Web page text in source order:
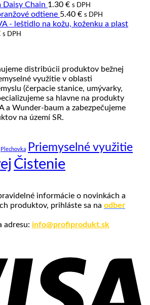
Chain 1.30 € s DPH
odtiene 5.40 € s DPH
- leštidlo na kožu, koženku a plast
s DPH
distribúcii produktov bežnej
využitie v oblasti
(čerpacie stanice, umývarky,
sa hlavne na produkty
a Wunder-baum a zabezpečujeme
na území SR.
Plechovka Priemyselné využitie
Čistenie
informácie o novinkách a
produktov, prihláste sa na odber
adresu: info@profiprodukt.sk